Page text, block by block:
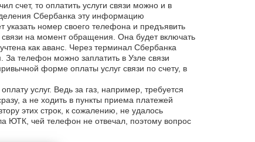
счет, то оплатить услуги связи можно и в
Сбербанка эту информацию
указать номер своего телефона и предъявить
на момент обращения. Она будет включать
как аванс. Через терминал Сбербанка
За телефон можно заплатить в Узле связи
форме оплаты услуг связи по счету, в
услуг. Ведь за газ, например, требуется
а не ходить в пункты приема платежей
этих строк, к сожалению, не удалось
ЮТК, чей телефон не отвечал, поэтому вопрос